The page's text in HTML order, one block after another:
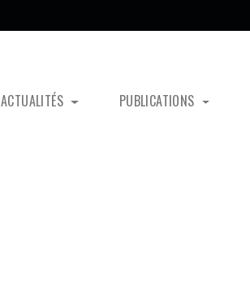
ACTUALITÉS PUBLICATIONS